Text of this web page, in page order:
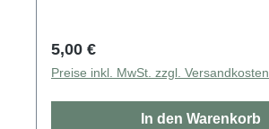
Regulärer Preis:
5,00 €
Preise inkl. MwSt. zzgl. Versandkosten
In den Warenkorb